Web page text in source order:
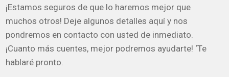
¡Estamos seguros de que lo haremos mejor que
muchos otros! Deje algunos detalles aquí y nos
pondremos en contacto con usted de inmediato.
¡Cuanto más cuentes, mejor podremos ayudarte! ‘Te
hablaré pronto.